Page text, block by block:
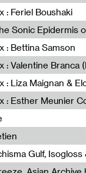
: Feriel Boushaki
: Bettina Samson
: Valentine Branca